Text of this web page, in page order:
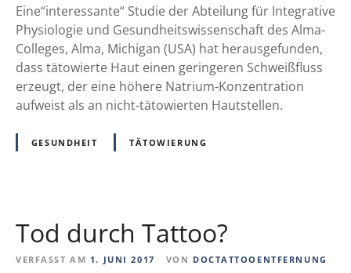
o
w
e
r
t
t
e
Eine“interessante“ Studie der Abteilung für Integrative
Physiologie und Gesundheitswissenschaft des Alma-
Colleges, Alma, Michigan (USA) hat herausgefunden,
dass tätowierte Haut einen geringeren Schweißfluss
erzeugt, der eine höhere Natrium-Konzentration
aufweist als an nicht-tätowierten Hautstellen.
GESUNDHEIT TÄTOWIERUNG
Tod durch Tattoo?
VERFASST AM 1. JUNI 2017 VON DOCTATTOOENTFERNUNG